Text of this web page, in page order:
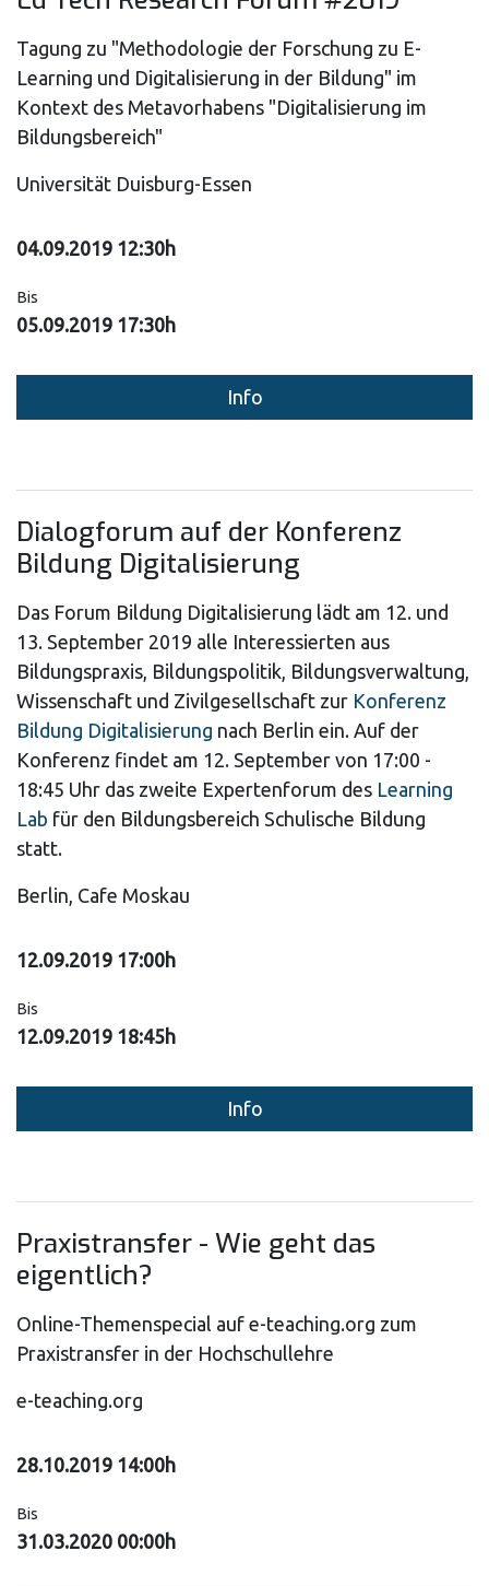
Tagung zu "Methodologie der Forschung zu E-
Learning und Digitalisierung in der Bildung" im
Kontext des Metavorhabens "Digitalisierung im
Bildungsbereich"
Universität Duisburg-Essen
04.09.2019 12:30h
Bis
05.09.2019 17:30h
Info
Dialogforum auf der Konferenz
Bildung Digitalisierung
Das Forum Bildung Digitalisierung lädt am 12. und
13. September 2019 alle Interessierten aus
Bildungspraxis, Bildungspolitik, Bildungsverwaltung,
Wissenschaft und Zivilgesellschaft zur Konferenz
Bildung Digitalisierung nach Berlin ein. Auf der
Konferenz findet am 12. September von 17:00 -
18:45 Uhr das zweite Expertenforum des Learning
Lab für den Bildungsbereich Schulische Bildung
statt.
Berlin, Cafe Moskau
12.09.2019 17:00h
Bis
12.09.2019 18:45h
Info
Praxistransfer - Wie geht das
eigentlich?
Online-Themenspecial auf e-teaching.org zum
Praxistransfer in der Hochschullehre
e-teaching.org
28.10.2019 14:00h
Bis
31.03.2020 00:00h